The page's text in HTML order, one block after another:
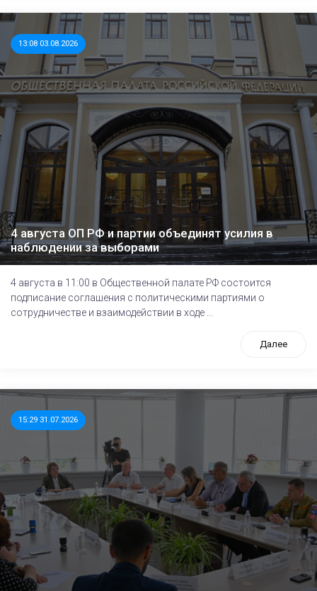
13:08 03.08.2026
4 августа ОП РФ и партии объединят усилия в
наблюдении за выборами
4 августа в 11:00 в Общественной палате РФ состоится
подписание соглашения с политическими партиями о
сотрудничестве и взаимодействии в ходе ...
Далее
15:29 31.07.2026